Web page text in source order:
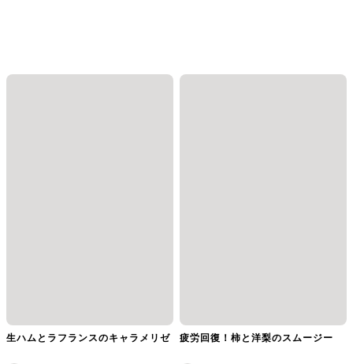
生ハムとラフランスのキャラメリゼ 疲労回復！柿と洋梨のスムージー